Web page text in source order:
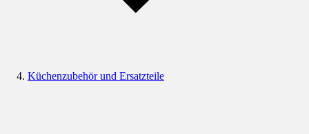
Küchenzubehör und Ersatzteile